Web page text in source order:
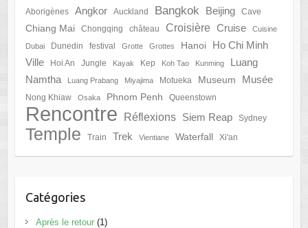
Aborigènes Angkor Auckland Bangkok Beijing Cave
Chiang Mai Chongqing château Croisière Cruise Cuisine
Dubai Dunedin festival Grotte Grottes Hanoi
Ho Chi Minh
Ville
Hoi An Jungle Kayak Kep Koh Tao Kunming
Luang
Namtha
Luang Prabang Miyajima Motueka Museum Musée
Nong Khiaw Osaka Phnom Penh Queenstown
Rencontre Réflexions Siem Reap Sydney
Temple Train Trek Vientiane Waterfall Xi'an
Catégories
Après le retour(1)